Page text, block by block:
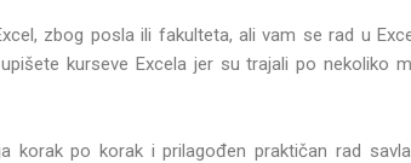
zbog posla ili fakulteta, ali vam se rad u
kurseve Excela jer su trajali po nekoliko
korak po korak i prilagođen praktičan rad